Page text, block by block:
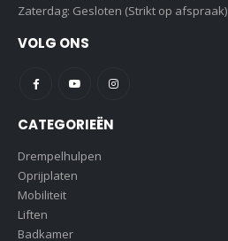
Zaterdag: Gesloten (Strikt op afspraak)
VOLG ONS
CATEGORIEËN
Drempelhulpen
Oprijplaten
Mobiliteit
Liften
Badkamer